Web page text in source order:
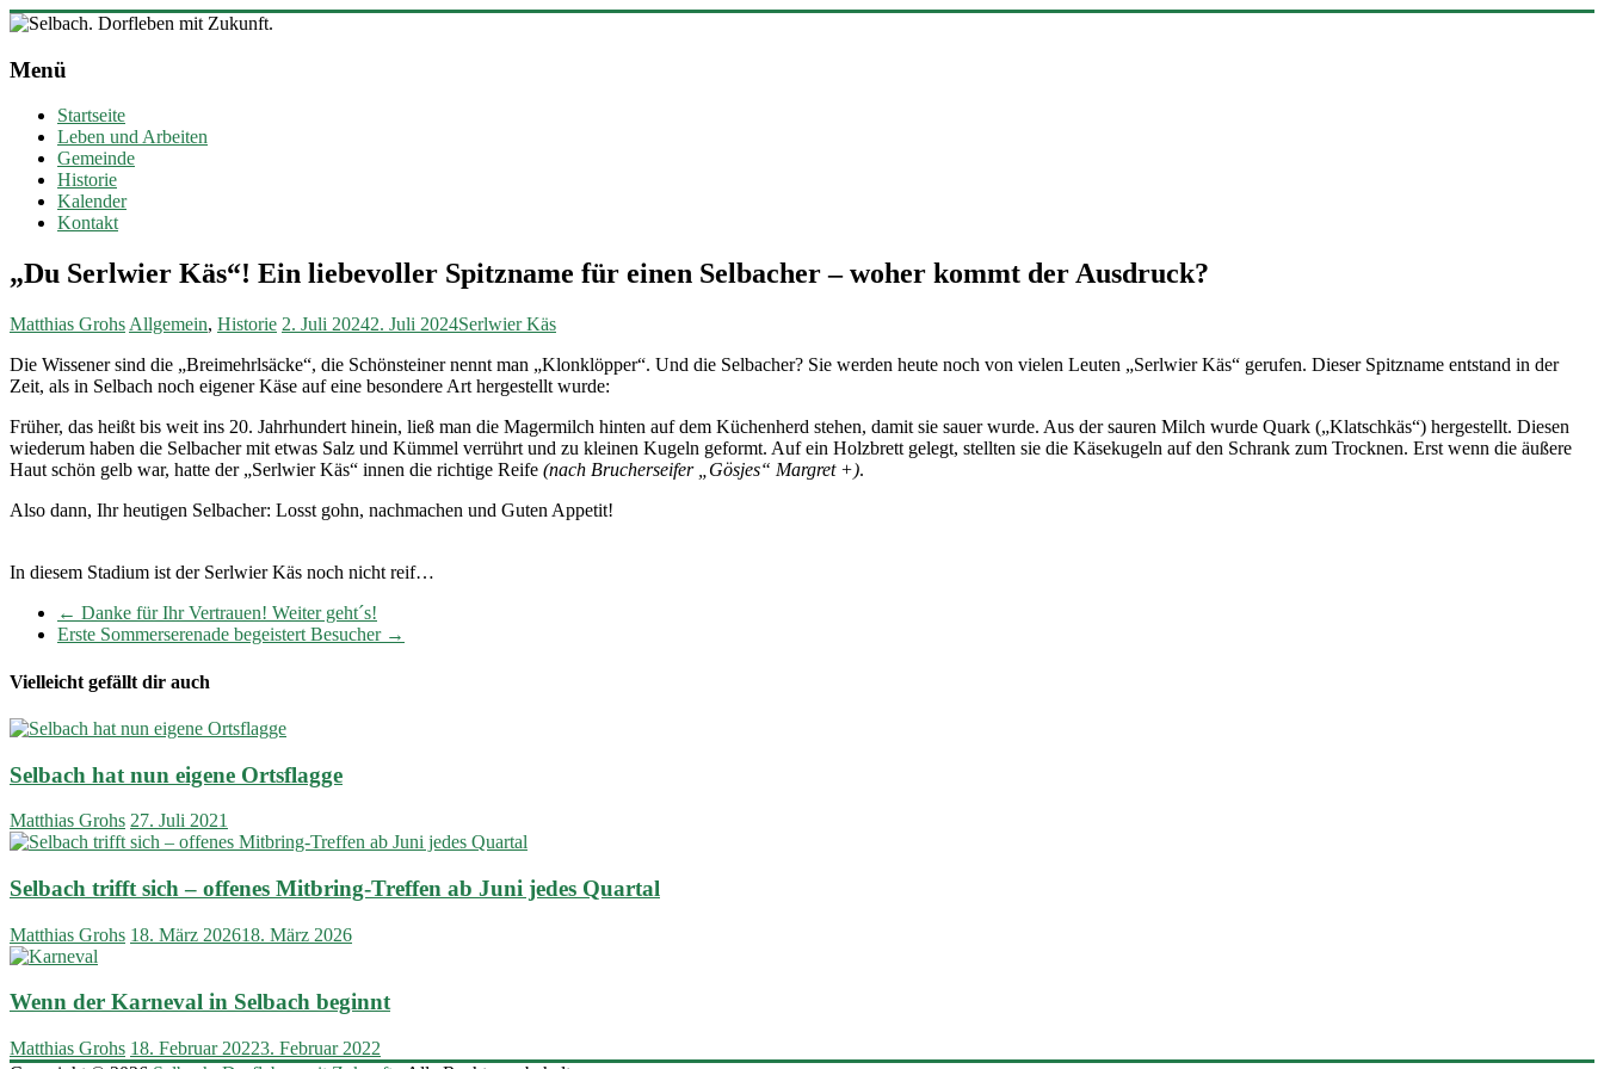
Zum
springen
Dorfleben
Zukunft.
Ortsgemeinde
Selbach
Menü
Startseite
Leben und Arbeiten
Gemeinde
Historie
Kalender
Kontakt
„Du Serlwier Käs“! Ein liebevoller Spitzname für einen Selbacher – woher kommt der Ausdruck?
Matthias Grohs Allgemein, Historie 2. Juli 20242. Juli 2024Serlwier Käs
Die Wissener sind die „Breimehrlsäcke“, die Schönsteiner nennt man „Klonklöpper“. Und die Selbacher? Sie werden heute noch von vielen Leuten „Serlwier Käs“ gerufen. Dieser Spitzname entstand in der
Zeit, als in Selbach noch eigener Käse auf eine besondere Art hergestellt wurde:
Früher, das heißt bis weit ins 20. Jahrhundert hinein, ließ man die Magermilch hinten auf dem Küchenherd stehen, damit sie sauer wurde. Aus der sauren Milch wurde Quark („Klatschkäs“) hergestellt. Diesen
wiederum haben die Selbacher mit etwas Salz und Kümmel verrührt und zu kleinen Kugeln geformt. Auf ein Holzbrett gelegt, stellten sie die Käsekugeln auf den Schrank zum Trocknen. Erst wenn die äußere
Haut schön gelb war, hatte der „Serlwier Käs“ innen die richtige Reife (nach Brucherseifer „Gösjes“ Margret +).
Also dann, Ihr heutigen Selbacher: Losst gohn, nachmachen und Guten Appetit!
In diesem Stadium ist der Serlwier Käs noch nicht reif…
← Danke für Ihr Vertrauen! Weiter geht´s!
Erste Sommerserenade begeistert Besucher →
Vielleicht gefällt dir auch
Selbach hat nun eigene Ortsflagge
Matthias Grohs 27. Juli 2021
Selbach trifft sich – offenes Mitbring-Treffen ab Juni jedes Quartal
Matthias Grohs 18. März 202618. März 2026
Wenn der Karneval in Selbach beginnt
Matthias Grohs 18. Februar 20223. Februar 2022